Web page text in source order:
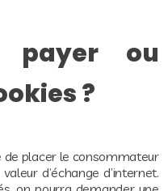
payer ou
?
de placer le consommateur
d’échange d’internet.